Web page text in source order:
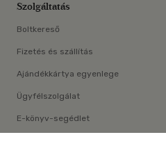
Szolgáltatás
Boltkereső
Fizetés és szállítás
Ajándékkártya egyenlege
Ügyfélszolgálat
E-könyv-segédlet